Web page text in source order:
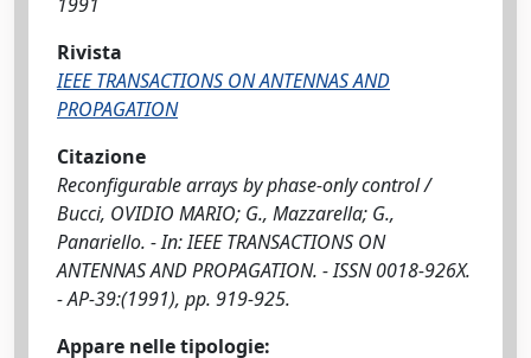
Rivista
IEEE TRANSACTIONS ON ANTENNAS AND
PROPAGATION
Citazione
Reconfigurable arrays by phase-only control /
Bucci, OVIDIO MARIO; G., Mazzarella; G.,
Panariello. - In: IEEE TRANSACTIONS ON
ANTENNAS AND PROPAGATION. - ISSN 0018-926X.
- AP-39:(1991), pp. 919-925.
Appare nelle tipologie: